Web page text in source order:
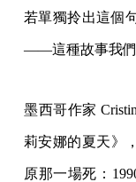
若單獨拎出這個
——這種故事我們
墨西哥作家
莉安娜的夏天》
原那一場死：